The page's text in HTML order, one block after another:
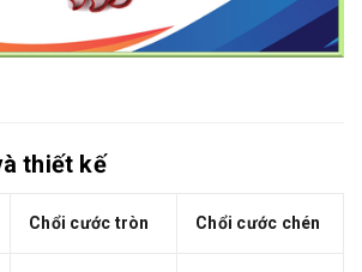
thiết kế
Chổi cước tròn Chổi cước chén